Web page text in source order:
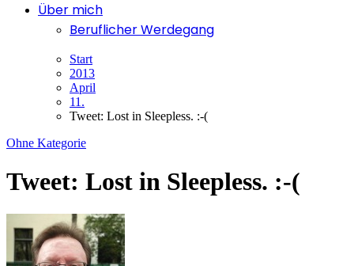
Über mich
Beruflicher Werdegang
Start
2013
April
11.
Tweet: Lost in Sleepless. :-(
Ohne Kategorie
Tweet: Lost in Sleepless. :-(